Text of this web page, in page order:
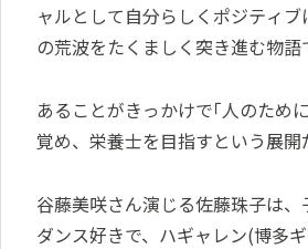
ャルとして自分らしくポジティ
の荒波をたくましく突き進む物語
あることがきっかけで｢人のため
覚め、栄養士を目指すという展開
谷藤美咲さん演じる佐藤珠子は
ダンス好きで、ハギャレン(博多